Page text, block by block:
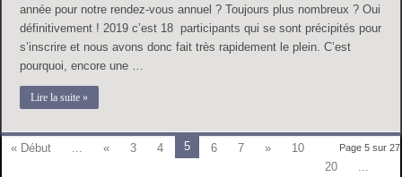
année pour notre rendez-vous annuel ? Toujours plus nombreux ? Oui
définitivement ! 2019 c’est 18 participants qui se sont précipités pour
s’inscrire et nous avons donc fait très rapidement le plein. C’est
pourquoi, encore une …
Lire la suite »
Page 5 sur 27
« Début ... « 3 4 5 6 7 »
10
20
...